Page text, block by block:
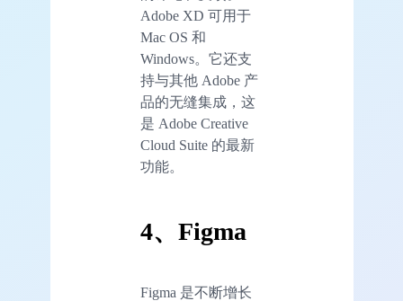
Adobe XD 可用于
Mac OS 和
Windows。它还支
持与其他 Adobe 产
品的无缝集成，这
是 Adobe Creative
Cloud Suite 的最新
功能。
4、Figma
Figma 是不断增长